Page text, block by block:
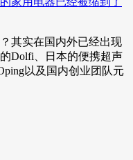
其实在国内外已经出现
Dolfi、日本的便携超声
以及国内创业团队元